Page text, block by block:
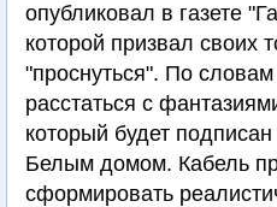
опубликовал в газете
которой призвал своих
"проснуться". По
расстаться с
который будет
Белым домом. Кабель
сформировать